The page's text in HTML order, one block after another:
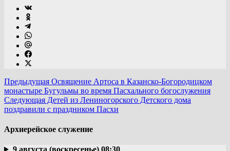
Предыдущая Освящение Артоса в Казанско-Богородицком
монастыре Бугульмы во время Пасхального богослужения
Следующая Детей из Лениногорского Детского дома
поздравили с праздником Пасхи
Архиерейское служение